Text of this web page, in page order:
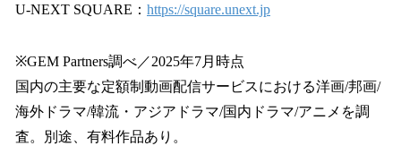
U-NEXT SQUARE： https://square.unext.jp
※GEM Partners調べ／2025年7月時点
国内の主要な定額制動画配信サービスにおける洋画/邦画/
海外ドラマ/韓流・アジアドラマ/国内ドラマ/アニメを調
査。別途、有料作品あり。